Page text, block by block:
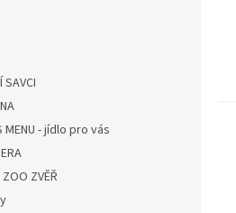
SAVCI
MENU - jídlo pro vás
ZVĚŘ